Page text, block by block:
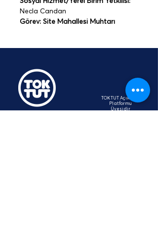
Necla Candan
Görev: Site Mahallesi Muhtarı
TOKTUT Açık Açık
Platformu
Üyesidir